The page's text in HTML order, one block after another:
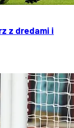
z dredami i